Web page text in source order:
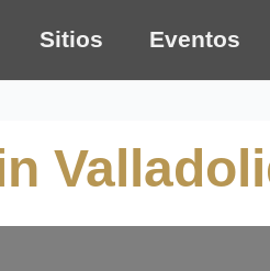
Sitios Eventos